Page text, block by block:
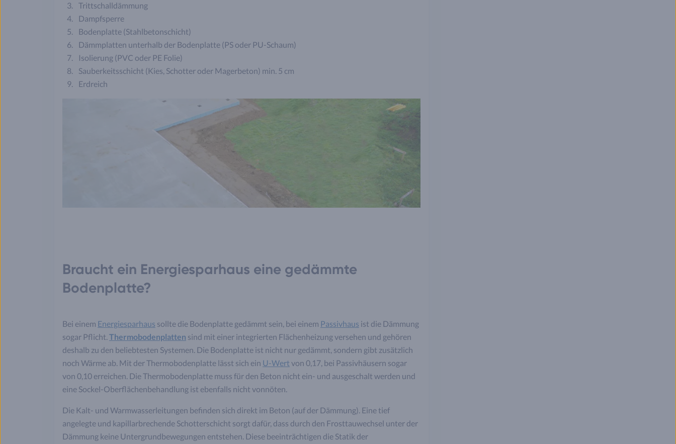
Trittschalldämmung
Dampfsperre
Bodenplatte (Stahlbetonschicht)
Dämmplatten unterhalb der Bodenplatte (PS oder PU-Schaum)
Isolierung (PVC oder PE Folie)
Sauberkeitsschicht (Kies, Schotter oder Magerbeton) min. 5 cm
Erdreich
Braucht ein Energiesparhaus eine gedämmte
Bodenplatte?
Bei einem Energiesparhaus sollte die Bodenplatte gedämmt sein, bei einem Passivhaus ist die Dämmung
sogar Pflicht. Thermobodenplatten sind mit einer integrierten Flächenheizung versehen und gehören
deshalb zu den beliebtesten Systemen. Die Bodenplatte ist nicht nur gedämmt, sondern gibt zusätzlich
noch Wärme ab. Mit der Thermobodenplatte lässt sich ein U-Wert von 0,17, bei Passivhäusern sogar
von 0,10 erreichen. Die Thermobodenplatte muss für den Beton nicht ein- und ausgeschalt werden und
eine Sockel-Oberflächenbehandlung ist ebenfalls nicht vonnöten.
Die Kalt- und Warmwasserleitungen befinden sich direkt im Beton (auf der Dämmung). Eine tief
angelegte und kapillarbrechende Schotterschicht sorgt dafür, dass durch den Frosttauwechsel unter der
Dämmung keine Untergrundbewegungen entstehen. Diese beeinträchtigen die Statik der